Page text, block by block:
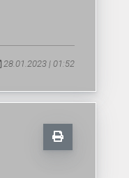
28.01.2023 | 01:52